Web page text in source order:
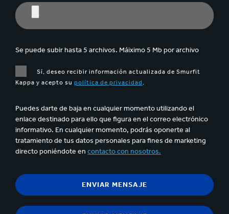
Se puede subir hasta 5 archivos. Máiximo 5 Mb por archivo
Sí, deseo recibir información actualizada de Smurfit
Kappa y acepto su política de privacidad.
Puedes darte de baja en cualquier momento utilizando el
enlace destinado para ello que figura en el correo electrónico
informativo. En cualquier momento, podrás oponerte al
tratamiento de tus datos personales para fines de marketing
directo poniéndote en contacto con nosotros.